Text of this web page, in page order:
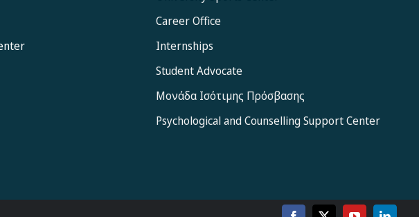
Career Office
Internships
Student Advocate
Μονάδα Ισότιμης Πρόσβασης
Psychological and Counselling Support Center